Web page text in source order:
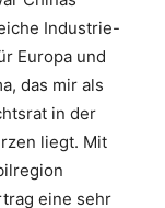
Industrie-
Europa und
das mir als
in der
liegt. Mit
eine sehr